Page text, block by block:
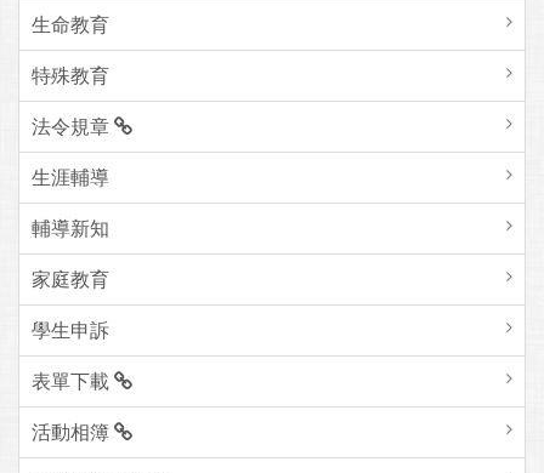
生命教育
特殊教育
法令規章
生涯輔導
輔導新知
家庭教育
學生申訴
表單下載
活動相簿